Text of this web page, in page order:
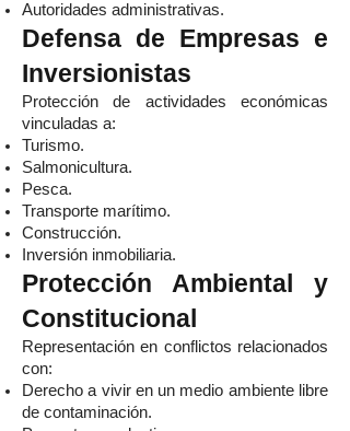
Autoridades administrativas.
Defensa de Empresas e
Inversionistas
Protección de actividades económicas
vinculadas a:
Turismo.
Salmonicultura.
Pesca.
Transporte marítimo.
Construcción.
Inversión inmobiliaria.
Protección Ambiental y
Constitucional
Representación en conflictos relacionados
con:
Derecho a vivir en un medio ambiente libre
de contaminación.